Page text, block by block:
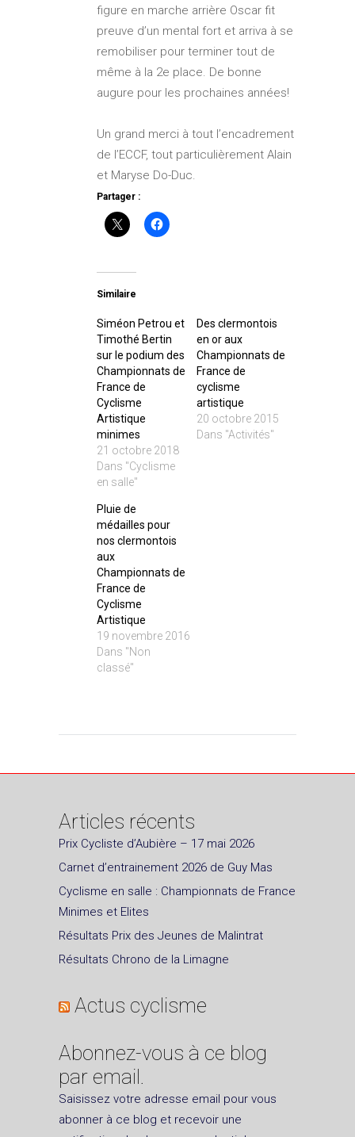
figure en marche arrière Oscar fit
preuve d’un mental fort et arriva à se
remobiliser pour terminer tout de
même à la 2e place. De bonne
augure pour les prochaines années!
Un grand merci à tout l’encadrement
de l’ECCF, tout particulièrement Alain
et Maryse Do-Duc.
Partager :
Similaire
Siméon Petrou et
Timothé Bertin
sur le podium des
Championnats de
France de
Cyclisme
Artistique
minimes
21 octobre 2018
Dans "Cyclisme
en salle"
Des clermontois
en or aux
Championnats de
France de
cyclisme
artistique
20 octobre 2015
Dans "Activités"
Pluie de
médailles pour
nos clermontois
aux
Championnats de
France de
Cyclisme
Artistique
19 novembre 2016
Dans "Non
classé"
Articles récents
Prix Cycliste d’Aubière – 17 mai 2026
Carnet d’entrainement 2026 de Guy Mas
Cyclisme en salle : Championnats de France
Minimes et Elites
Résultats Prix des Jeunes de Malintrat
Résultats Chrono de la Limagne
Actus cyclisme
Abonnez-vous à ce blog
par email.
Saisissez votre adresse email pour vous
abonner à ce blog et recevoir une